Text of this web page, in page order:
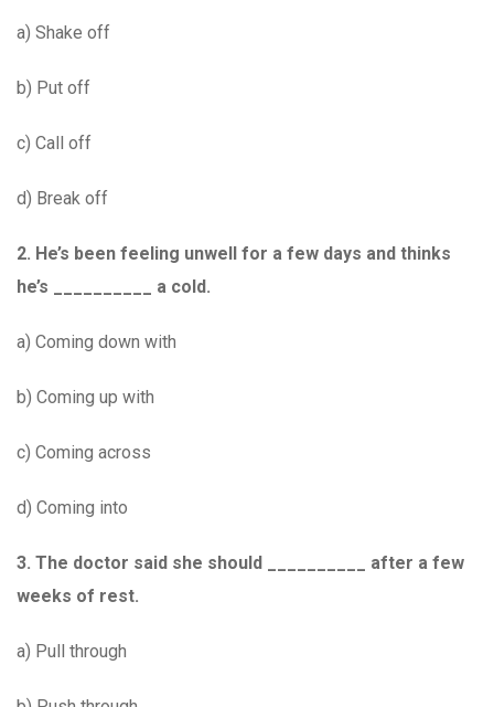
a) Shake off
b) Put off
c) Call off
d) Break off
2. He’s been feeling unwell for a few days and thinks
he’s __________ a cold.
a) Coming down with
b) Coming up with
c) Coming across
d) Coming into
3. The doctor said she should __________ after a few
weeks of rest.
a) Pull through